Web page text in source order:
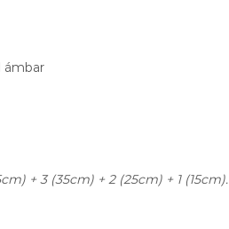
ámbar
+ 3 (35cm) + 2 (25cm) + 1 (15cm).